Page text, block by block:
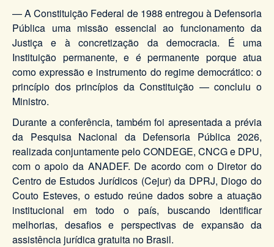
— A Constituição Federal de 1988 entregou à Defensoria
Pública uma missão essencial ao funcionamento da
Justiça e à concretização da democracia. É uma
Instituição permanente, e é permanente porque atua
como expressão e instrumento do regime democrático: o
princípio dos princípios da Constituição — concluiu o
Ministro.
Durante a conferência, também foi apresentada a prévia
da Pesquisa Nacional da Defensoria Pública 2026,
realizada conjuntamente pelo CONDEGE, CNCG e DPU,
com o apoio da ANADEF. De acordo com o Diretor do
Centro de Estudos Jurídicos (Cejur) da DPRJ, Diogo do
Couto Esteves, o estudo reúne dados sobre a atuação
institucional em todo o país, buscando identificar
melhorias, desafios e perspectivas de expansão da
assistência jurídica gratuita no Brasil.